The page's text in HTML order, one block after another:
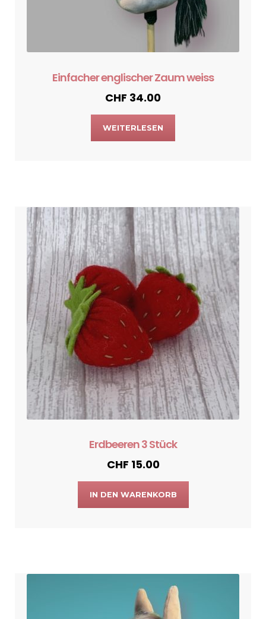
Einfacher englischer Zaum weiss
CHF 34.00
WEITERLESEN
Erdbeeren 3 Stück
CHF 15.00
IN DEN WARENKORB